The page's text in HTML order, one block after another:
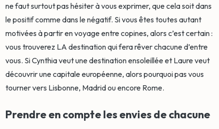
ne faut surtout pas hésiter à vous exprimer, que cela soit dans
le positif comme dans le négatif. Si vous êtes toutes autant
motivées à partir en voyage entre copines, alors c’est certain :
vous trouverez LA destination qui fera rêver chacune d’entre
vous. Si Cynthia veut une destination ensoleillée et Laure veut
découvrir une capitale européenne, alors pourquoi pas vous
tourner vers Lisbonne, Madrid ou encore Rome.
Prendre en compte les envies de chacune